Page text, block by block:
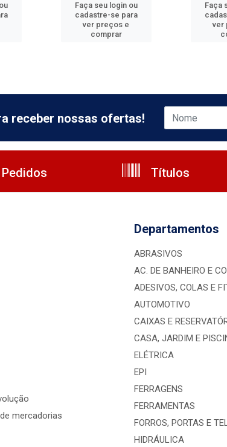
Faça seu login ou
cadastre-se para
ver preços e
comprar
Faça
ver
receber nossas ofertas!
Títulos
mercadorias
Departamentos
ABRASIVOS
AC. DE BANHEIRO E
ADESIVOS, COLAS E
AUTOMOTIVO
CAIXAS E
CASA, JARDIM E
ELÉTRICA
EPI
FERRAGENS
FERRAMENTAS
FORROS, PORTAS E
HIDRÁULICA